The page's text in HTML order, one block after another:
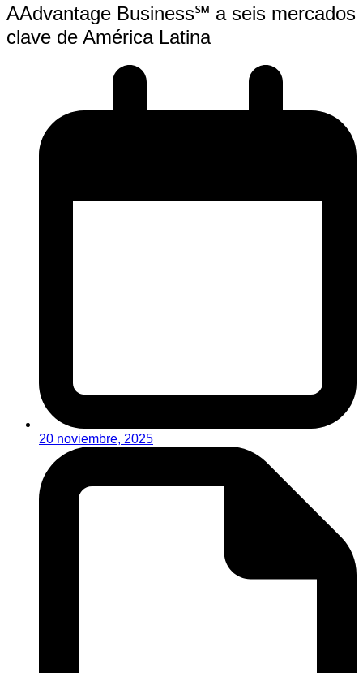
AAdvantage Business℠ a seis mercados
clave de América Latina
20 noviembre, 2025